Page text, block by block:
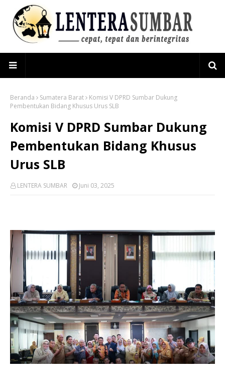
Beranda Sumatera Barat
Komisi V DPRD Sumbar Dukung
Pembentukan Bidang Khusus Urus SLB
Komisi V DPRD Sumbar Dukung
Pembentukan Bidang Khusus
Urus SLB
LENTERA SUMBAR Juni 03, 2025